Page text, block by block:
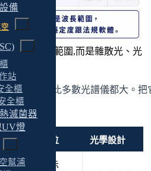
備
站
全櫃
全櫃
滅菌器
UV燈
幫浦
的不是波長範圍,而是雜散光、光
規軟體
的市場跨度比多數光譜儀都大。把
典型定位 光學設計
教學、示